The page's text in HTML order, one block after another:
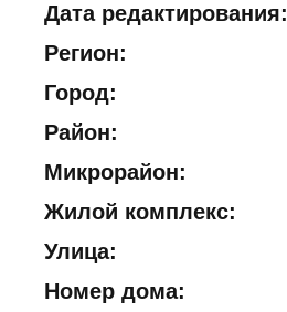
Дата редактирования:
Регион:
Город:
Район:
Микрорайон:
Жилой комплекс:
Улица:
Номер дома: